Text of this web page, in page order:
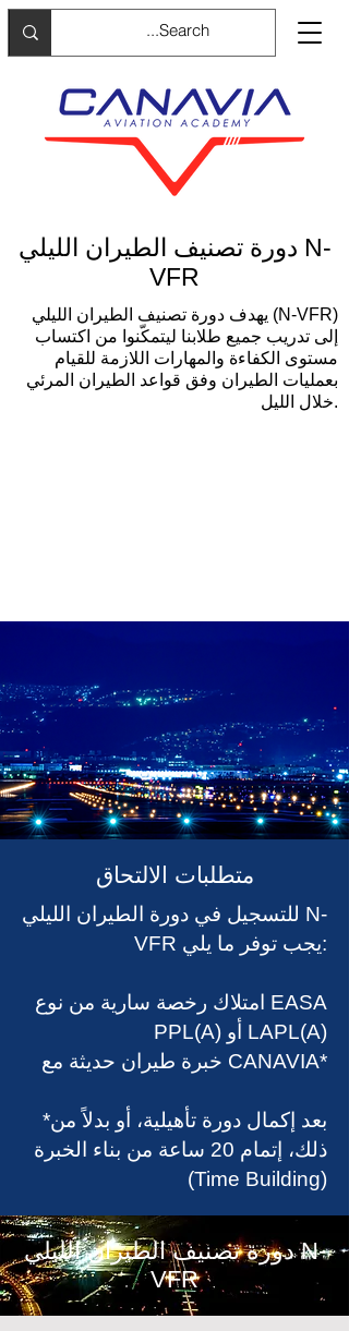
دورة تصنيف الطيران الليلي N-
VFR
يهدف دورة تصنيف الطيران الليلي (N-VFR)
إلى تدريب جميع طلابنا ليتمكّنوا من اكتساب
مستوى الكفاءة والمهارات اللازمة للقيام
بعمليات الطيران وفق قواعد الطيران المرئي
خلال الليل.
متطلبات الالتحاق
للتسجيل في دورة الطيران الليلي N-
VFR يجب توفر ما يلي:
امتلاك رخصة سارية من نوع EASA
PPL(A) أو LAPL(A)
خبرة طيران حديثة مع CANAVIA*
*بعد إكمال دورة تأهيلية، أو بدلاً من
ذلك، إتمام 20 ساعة من بناء الخبرة
(Time Building)
دورة تصنيف الطيران الليلي N-
VFR